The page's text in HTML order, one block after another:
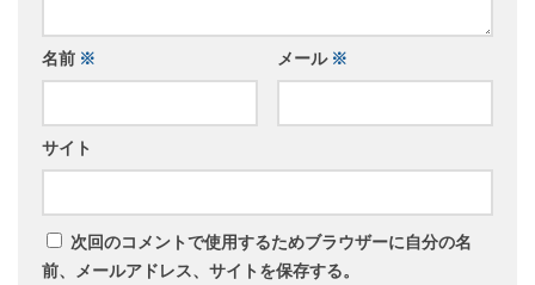
名前 ※ メール ※
サイト
次回のコメントで使用するためブラウザーに自分の名
前、メールアドレス、サイトを保存する。